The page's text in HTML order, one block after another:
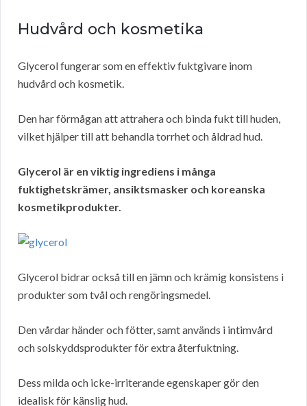
Hudvård och kosmetika
Glycerol fungerar som en effektiv fuktgivare inom
hudvård och kosmetik.
Den har förmågan att attrahera och binda fukt till huden,
vilket hjälper till att behandla torrhet och åldrad hud.
Glycerol är en viktig ingrediens i många
fuktighetskrämer, ansiktsmasker och koreanska
kosmetikprodukter.
Glycerol bidrar också till en jämn och krämig konsistens i
produkter som tvål och rengöringsmedel.
Den vårdar händer och fötter, samt används i intimvård
och solskyddsprodukter för extra återfuktning.
Dess milda och icke-irriterande egenskaper gör den
idealisk för känslig hud.